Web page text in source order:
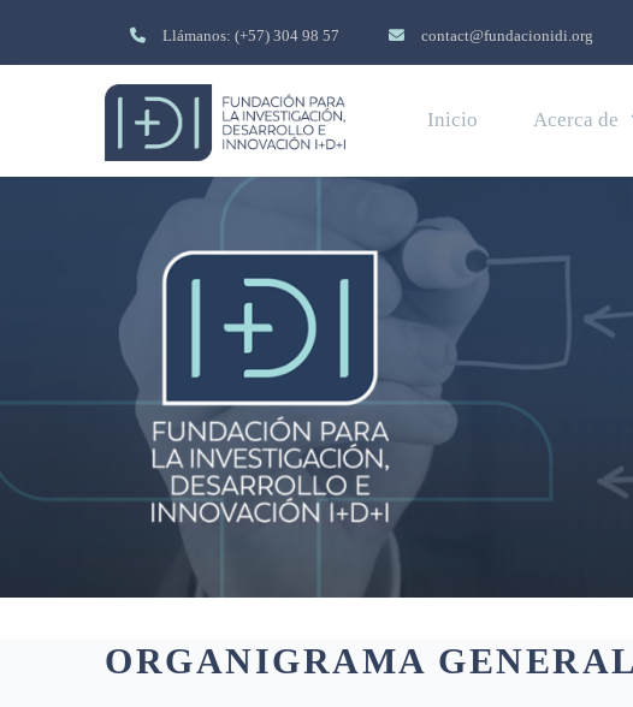
Llámanos: (+57) 304 98 57 contact@fundacionidi.org
Inicio Acerca de
ORGANIGRAMA